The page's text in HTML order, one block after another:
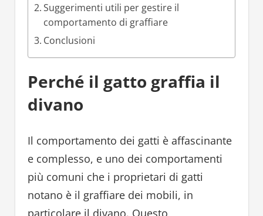
Suggerimenti utili per gestire il
comportamento di graffiare
Conclusioni
Perché il gatto graffia il
divano
Il comportamento dei gatti è affascinante
e complesso, e uno dei comportamenti
più comuni che i proprietari di gatti
notano è il graffiare dei mobili, in
particolare il divano. Questo